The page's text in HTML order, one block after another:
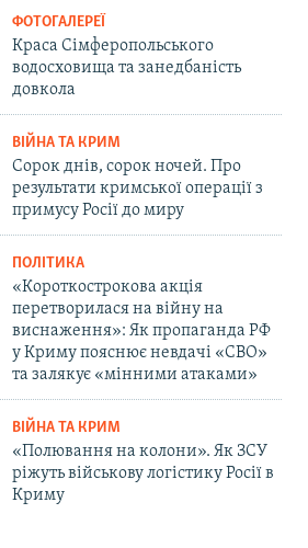
ФОТОГАЛЕРЕЇ
Краса Сімферопольського
водосховища та занедбаність
довкола
ВІЙНА ТА КРИМ
Сорок днів, сорок ночей. Про
результати кримської операції з
примусу Росії до миру
ПОЛІТИКА
«Короткострокова акція
перетворилася на війну на
виснаження»: Як пропаганда РФ
у Криму пояснює невдачі «СВО»
та залякує «мінними атаками»
ВІЙНА ТА КРИМ
«Полювання на колони». Як ЗСУ
ріжуть військову логістику Росії в
Криму